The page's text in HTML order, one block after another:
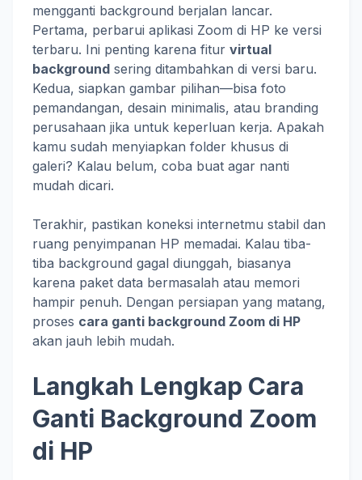
mengganti background berjalan lancar.
Pertama, perbarui aplikasi Zoom di HP ke versi
terbaru. Ini penting karena fitur virtual
background sering ditambahkan di versi baru.
Kedua, siapkan gambar pilihan—bisa foto
pemandangan, desain minimalis, atau branding
perusahaan jika untuk keperluan kerja. Apakah
kamu sudah menyiapkan folder khusus di
galeri? Kalau belum, coba buat agar nanti
mudah dicari.
Terakhir, pastikan koneksi internetmu stabil dan
ruang penyimpanan HP memadai. Kalau tiba-
tiba background gagal diunggah, biasanya
karena paket data bermasalah atau memori
hampir penuh. Dengan persiapan yang matang,
proses cara ganti background Zoom di HP
akan jauh lebih mudah.
Langkah Lengkap Cara
Ganti Background Zoom
di HP